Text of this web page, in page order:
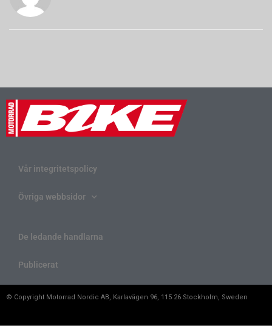
Vår integritetspolicy
Övriga webbsidor
De ledande handlarna
Publicerat
© Copyright Motorrad Nordic AB, Karlavägen 96, 115 26 Stockholm, Sweden